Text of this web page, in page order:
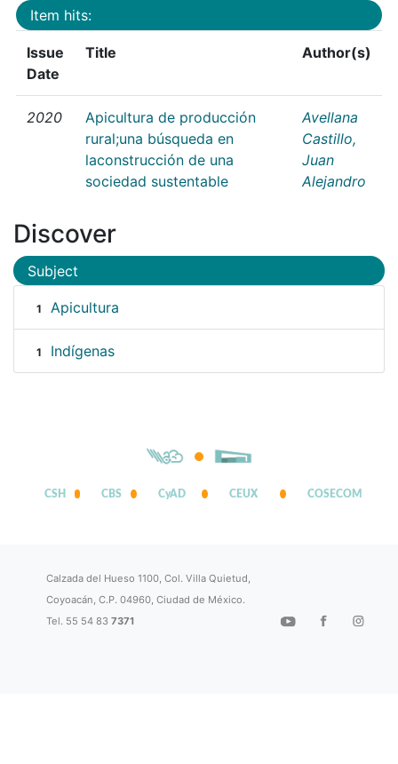
Item hits:
Issue
Date
Title Author(s)
2020
Apicultura de producción
rural;una búsqueda en
laconstrucción de una
sociedad sustentable
Avellana
Castillo,
Juan
Alejandro
Discover
Subject
1 Apicultura
1 Indígenas
CSH CBS CyAD CEUX COSECOM
Calzada del Hueso 1100, Col. Villa Quietud,
Coyoacán, C.P. 04960, Ciudad de México.
Tel. 55 54 837371